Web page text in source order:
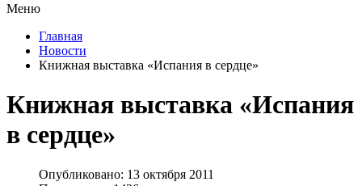
Меню
Главная
Новости
Книжная выставка «Испания в сердце»
Книжная выставка «Испания
в сердце»
Опубликовано: 13 октября 2011